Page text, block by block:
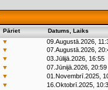
Pāriet Datums, Laiks
▼
09.Augustā.2026,
▼
07.Augustā.2026,
▼
03.Jūlijā.2026, 16:55
▼
07.Jūnijā.2026, 20:59
▼
01.Novembrī.2025,
▼
16.Oktobrī.2025,